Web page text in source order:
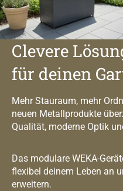
Clevere
für deinen
Mehr Stauraum, mehr
neuen Metallprodukte
Qualität, moderne Optik
Das modulare WEKA-
flexibel deinem Leben an
erweitern.